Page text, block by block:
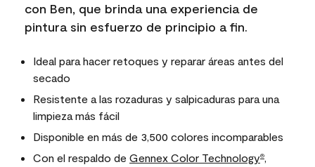
con Ben, que brinda una experiencia de
pintura sin esfuerzo de principio a fin.
Ideal para hacer retoques y reparar áreas antes del
secado
Resistente a las rozaduras y salpicaduras para una
limpieza más fácil
Disponible en más de 3,500 colores incomparables
Con el respaldo de Gennex Color Technology®,